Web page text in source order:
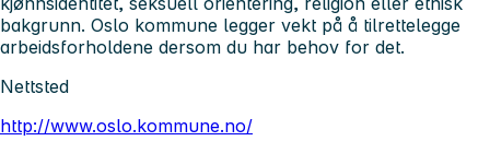
bakgrunn. Oslo kommune legger vekt på å tilrettelegge
arbeidsforholdene dersom du har behov for det.
Nettsted
http://www.oslo.kommune.no/